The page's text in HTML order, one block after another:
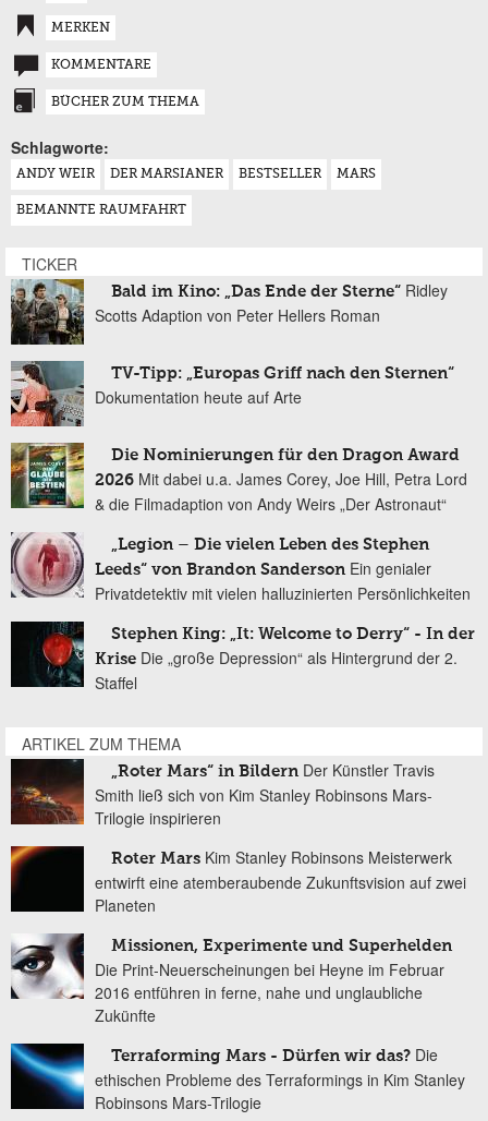
MERKEN
KOMMENTARE
BÜCHER ZUM THEMA
Schlagworte:
ANDY WEIR DER MARSIANER BESTSELLER MARS
BEMANNTE RAUMFAHRT
TICKER
Bald im Kino: „Das Ende der Sterne“ Ridley
Scotts Adaption von Peter Hellers Roman
TV-Tipp: „Europas Griff nach den Sternen“
Dokumentation heute auf Arte
Die Nominierungen für den Dragon Award
2026 Mit dabei u.a. James Corey, Joe Hill, Petra Lord
& die Filmadaption von Andy Weirs „Der Astronaut“
„Legion – Die vielen Leben des Stephen
Leeds“ von Brandon Sanderson Ein genialer
Privatdetektiv mit vielen halluzinierten Persönlichkeiten
Stephen King: „It: Welcome to Derry“ - In der
Krise Die „große Depression“ als Hintergrund der 2.
Staffel
ARTIKEL ZUM THEMA
„Roter Mars“ in Bildern Der Künstler Travis
Smith ließ sich von Kim Stanley Robinsons Mars-
Trilogie inspirieren
Roter Mars Kim Stanley Robinsons Meisterwerk
entwirft eine atemberaubende Zukunftsvision auf zwei
Planeten
Missionen, Experimente und Superhelden
Die Print-Neuerscheinungen bei Heyne im Februar
2016 entführen in ferne, nahe und unglaubliche
Zukünfte
Terraforming Mars - Dürfen wir das? Die
ethischen Probleme des Terraformings in Kim Stanley
Robinsons Mars-Trilogie